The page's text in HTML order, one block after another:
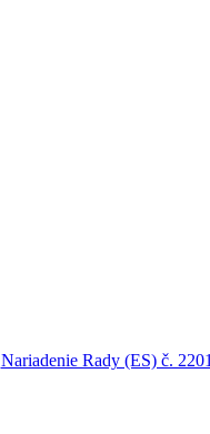
Nariadenie Rady (ES) č.